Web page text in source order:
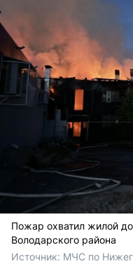
Пожар охватил жилой
Володарского района
Источник: МЧС по